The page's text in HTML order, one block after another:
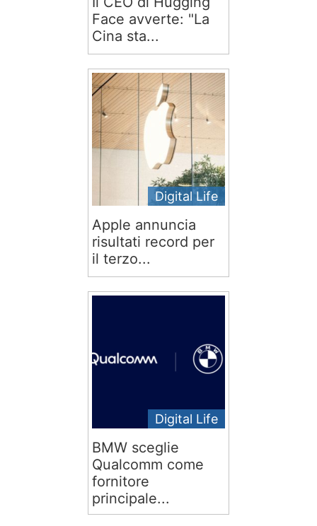
Face avverte: "La
Cina sta...
Digital Life
Apple annuncia
risultati record per
il terzo...
Digital Life
BMW sceglie
Qualcomm come
fornitore
principale...